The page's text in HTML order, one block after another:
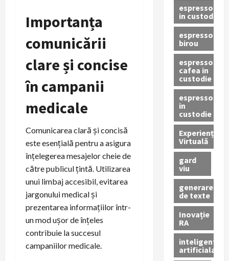
Importanța
comunicării
clare și concise
în campanii
medicale
Comunicarea clară și concisă
este esențială pentru a asigura
înțelegerea mesajelor cheie de
către publicul țintă. Utilizarea
unui limbaj accesibil, evitarea
jargonului medical și
prezentarea informațiilor într-
un mod ușor de înțeles
contribuie la succesul
campaniilor medicale.
espressoare
in custodie
espressor
birou
espressor
cafea in
custodie
espressor
in
custodie
Experiență
Virtuală
gard
viu
generare
de texte
Inovație
RA
inteligenta
artificiala